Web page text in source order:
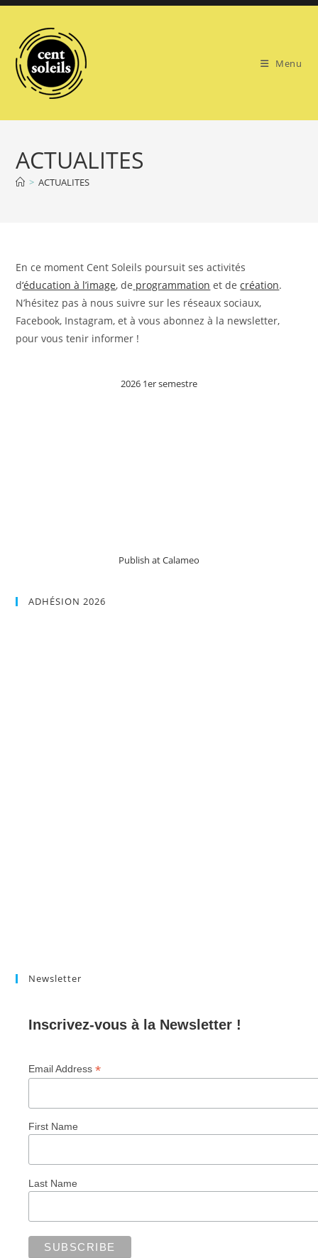
Skip
content
Menu
ACTUALITES
> ACTUALITES
En ce moment Cent Soleils poursuit ses activités
d‘éducation à l’image, de programmation et decréation.
N’hésitez pas à nous suivre sur les réseaux sociaux,
Facebook, Instagram, et à vous abonnez à la newsletter,
pour vous tenir informer !
2026 1er semestre
Publish at Calameo
ADHÉSION 2026
Newsletter
Inscrivez-vous à la Newsletter !
Email Address*
First Name
Last Name